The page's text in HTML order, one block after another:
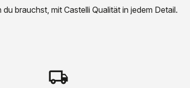
brauchst, mit Castelli Qualität in jedem Detail.
local_shipping